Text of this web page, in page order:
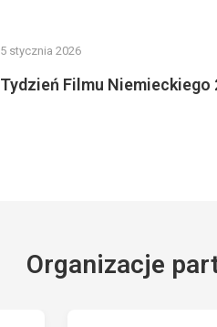
5 stycznia 2026
Tydzień Filmu Niemieckiego
Organizacje